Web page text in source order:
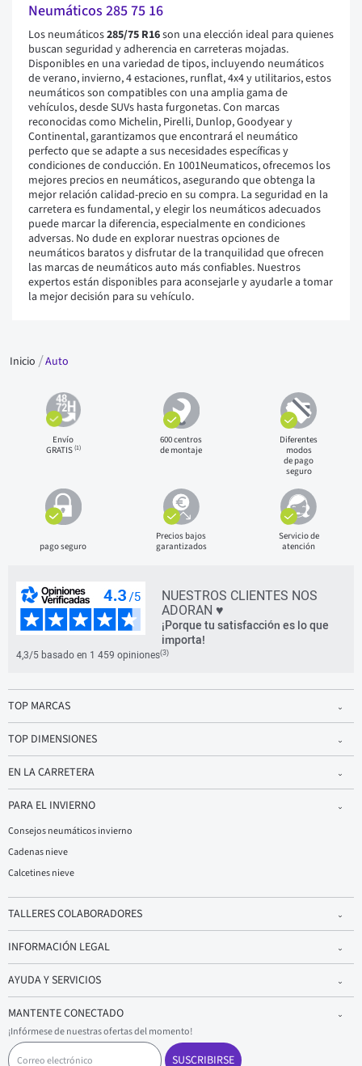
Neumáticos 285 75 16
Los neumáticos285/75 R16son una elección ideal para quienes
buscan seguridad y adherencia en carreteras mojadas.
Disponibles en una variedad de tipos, incluyendo neumáticos
de verano, invierno, 4 estaciones, runflat, 4x4 y utilitarios, estos
neumáticos son compatibles con una amplia gama de
vehículos, desde SUVs hasta furgonetas. Con marcas
reconocidas como Michelin, Pirelli, Dunlop, Goodyear y
Continental, garantizamos que encontrará el neumático
perfecto que se adapte a sus necesidades específicas y
condiciones de conducción. En 1001Neumaticos, ofrecemos los
mejores precios en neumáticos, asegurando que obtenga la
mejor relación calidad-precio en su compra. La seguridad en la
carretera es fundamental, y elegir los neumáticos adecuados
puede marcar la diferencia, especialmente en condiciones
adversas. No dude en explorar nuestras opciones de
neumáticos baratos y disfrutar de la tranquilidad que ofrecen
las marcas de neumáticos auto más confiables. Nuestros
expertos están disponibles para aconsejarle y ayudarle a tomar
la mejor decisión para su vehículo.
Inicio Auto
Envío
GRATIS(1)
600 centros
de montaje
Diferentes
modos
de pago
seguro
pago seguro
Precios bajos
garantizados
Servicio de
atención
NUESTROS CLIENTES NOS
ADORAN ♥
¡Porque tu satisfacción es lo que
importa!
4,3/5 basado en 1 459 opiniones(3)
TOP MARCAS
TOP DIMENSIONES
EN LA CARRETERA
PARA EL INVIERNO
Consejos neumáticos invierno
Cadenas nieve
Calcetines nieve
TALLERES COLABORADORES
INFORMACIÓN LEGAL
AYUDA Y SERVICIOS
MANTENTE CONECTADO
¡Infórmese de nuestras ofertas del momento!
C
o
SUSCRIBIRSE